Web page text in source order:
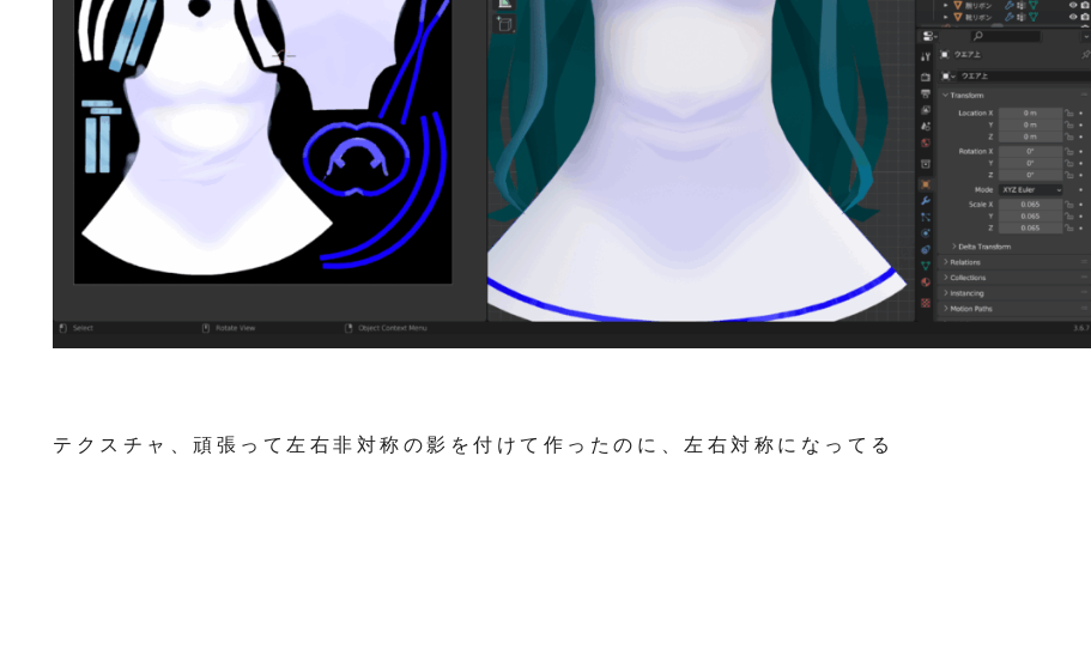
テクスチャ、頑張って左右非対称の影を付けて作ったのに、左右対称になってる